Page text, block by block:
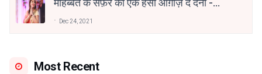
मोहब्बत के सफ़र को एक हँसी आग़ाज़ दे देना -
Dec 24, 2021
Most Recent